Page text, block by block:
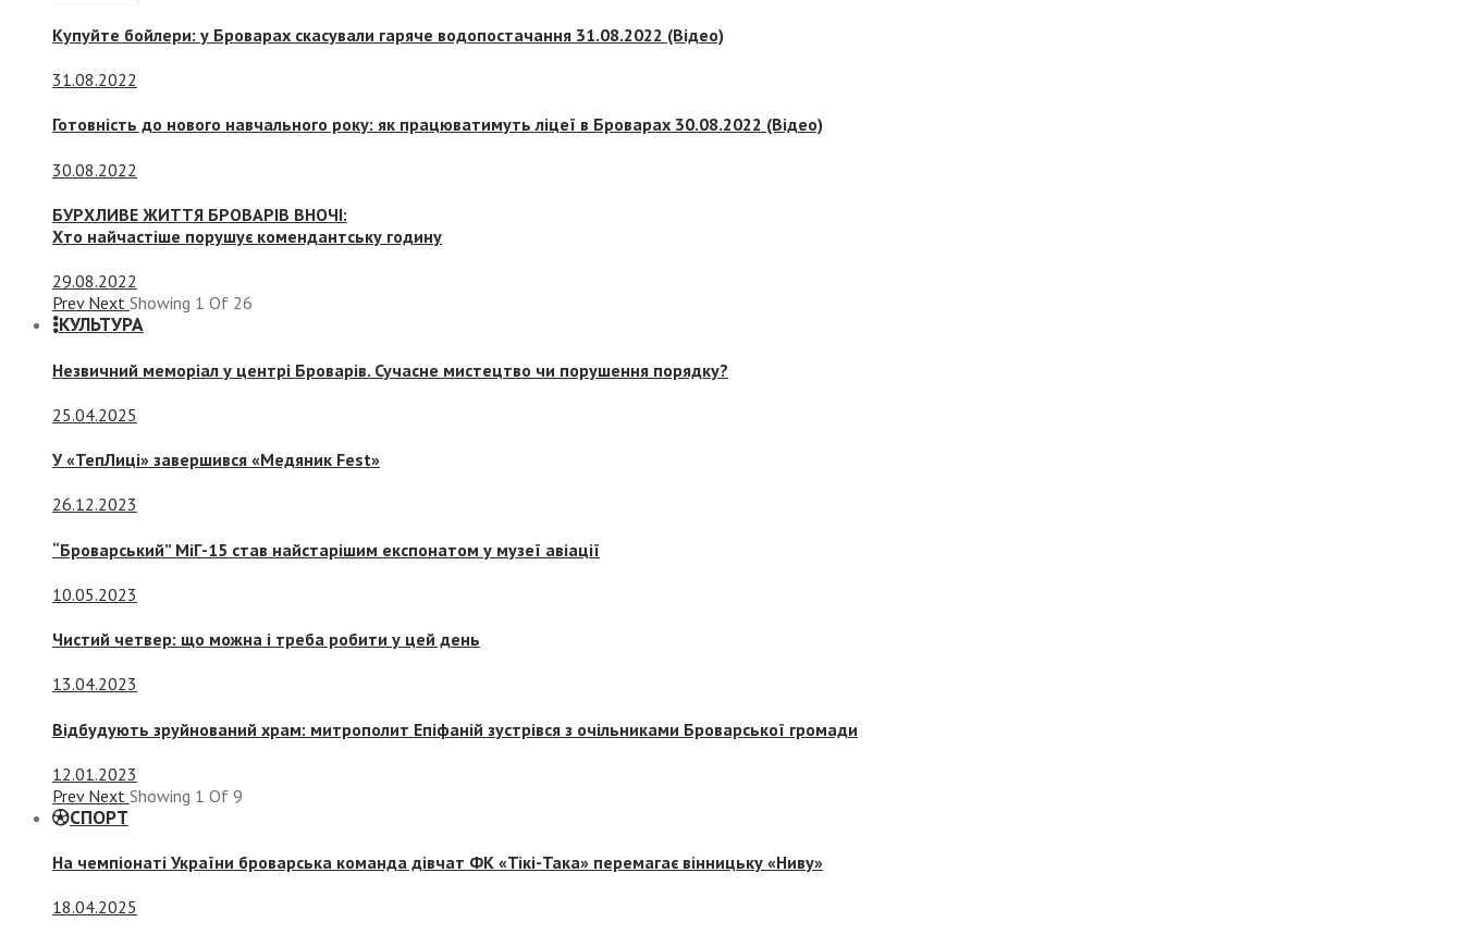
Купуйте бойлери: у Броварах скасували гаряче водопостачання 31.08.2022 (Відео)
31.08.2022
Готовність до нового навчального року: як працюватимуть ліцеї в Броварах 30.08.2022 (Відео)
30.08.2022
БУРХЛИВЕ ЖИТТЯ БРОВАРІВ ВНОЧІ:
Хто найчастіше порушує комендантську годину
29.08.2022
Prev Next Showing 1 Of 26
КУЛЬТУРА
Незвичний меморіал у центрі Броварів. Сучасне мистецтво чи порушення порядку?
25.04.2025
У «ТепЛиці» завершився «Медяник Fest»
26.12.2023
“Броварський” МіГ-15 став найстарішим експонатом у музеї авіації
10.05.2023
Чистий четвер: що можна і треба робити у цей день
13.04.2023
Відбудують зруйнований храм: митрополит Епіфаній зустрівся з очільниками Броварської громади
12.01.2023
Prev Next Showing 1 Of 9
СПОРТ
На чемпіонаті України броварська команда дівчат ФК «Тікі-Така» перемагає вінницьку «Ниву»
18.04.2025